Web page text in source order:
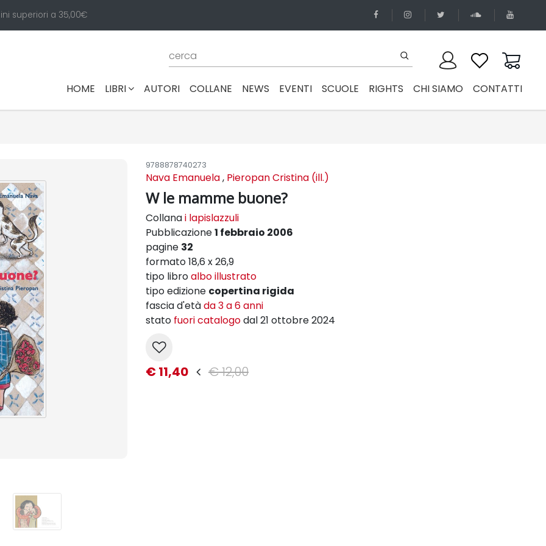
superiori a 35,00€
HOME (CURRENT)
LIBRI AUTORI COLLANE NEWS EVENTI SCUOLE RIGHTS CHI SIAMO CONTATTI
9788878740273
Nava Emanuela, Pieropan Cristina (ill.)
W le mamme buone?
Collanai lapislazzuli
Pubblicazione1 febbraio 2006
pagine 32
formato 18,6 x 26,9
tipo libroalbo illustrato
tipo edizione copertina rigida
fascia d'etàda 3 a 6 anni
stato fuori catalogodal 21 ottobre 2024
€ 11,40 € 12,00